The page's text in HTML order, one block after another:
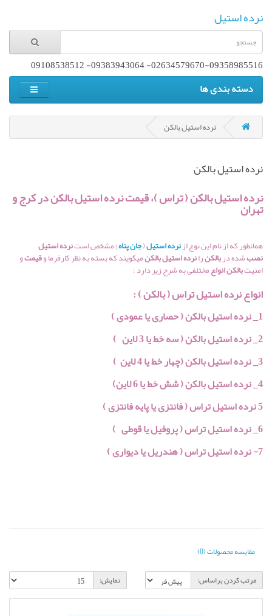
نرده استیل
02634579670-09358985516- 09383943064- 09108538512
دسته بندی ها
نرده استیل بالکن
نرده استیل بالکن
نرده استیلبالکن( تراس )، قیمت نرده استیلبالکندر کرج و
تهران
همانطور که از نام این نوع ازنرده استیل(جان پناه} مشخص استنرده استیل
نصبشده دربالکنرانرده استیل بالکنمیگویند که بسته به نظر کارفرما وقیمتو
امنیتبالکن انواعمختلفی به شرح زیر دارد :
انواع نرده استیل تراس ( بالکن ) :
1_ نرده استیل بالکن( حصاری یا عمودی )
2_ نرده استیل
بالکن( سه خط یا 3 لاین )
3_ نرده استیل
بالکن(چهار خط یا 4 لاین
)
4_ نرده استیل
بالکن(شش خط یا 6 لاین
)
5 نرده استیل تراس ( فانتزی یا پایه فانتزی )
6_ نرده استیل تراس ( پروفیل یا قوطی )
7- نرده استیل تراس ( هندریل یا دیواری )
مقایسه محصولات (0)
مرتب کردن براساس:
نمایش: